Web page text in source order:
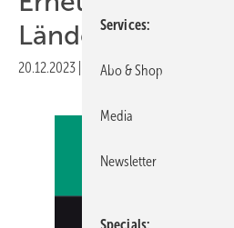
Ländern
20.12.2023 Druckvorschau
Services
Abo & Shop
Media
Newsletter
Specials